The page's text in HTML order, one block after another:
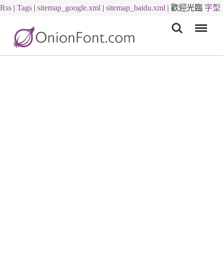
Rss | Tags | sitemap_google.xml | sitemap_baidu.xml | 歡迎光臨 字型